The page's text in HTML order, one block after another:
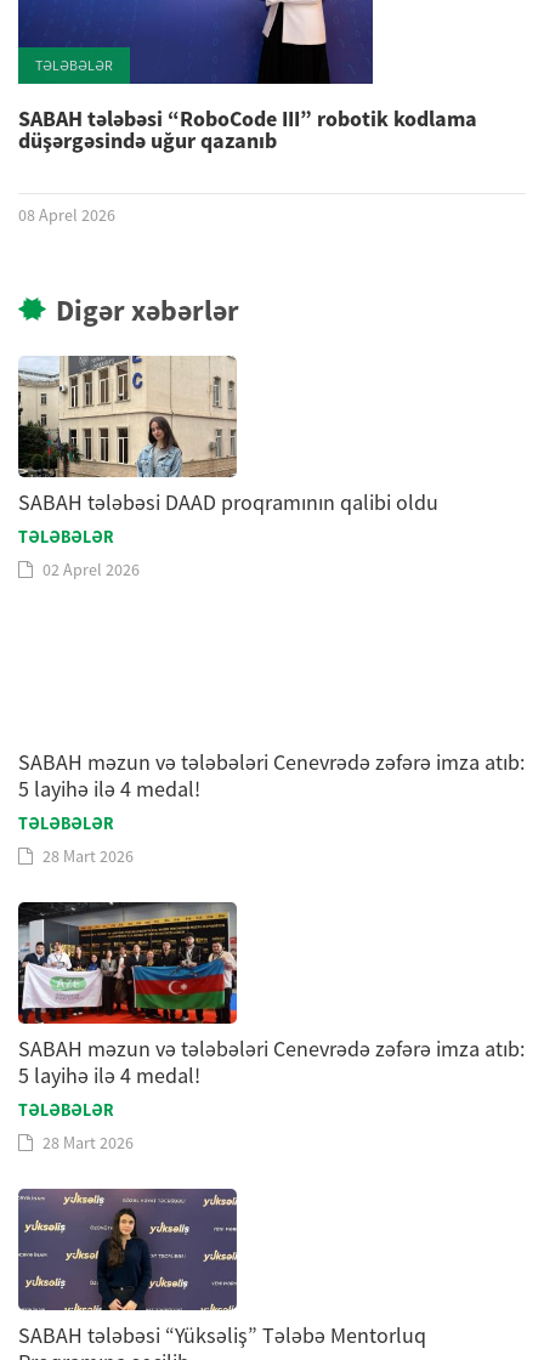
TƏLƏBƏLƏR
SABAH tələbəsi “RoboCode III” robotik kodlama
düşərgəsində uğur qazanıb
08 Aprel 2026
Digər xəbərlər
SABAH tələbəsi DAAD proqramının qalibi oldu
TƏLƏBƏLƏR
02 Aprel 2026
SABAH məzun və tələbələri Cenevrədə zəfərə imza atıb:
5 layihə ilə 4 medal!
TƏLƏBƏLƏR
28 Mart 2026
SABAH məzun və tələbələri Cenevrədə zəfərə imza atıb:
5 layihə ilə 4 medal!
TƏLƏBƏLƏR
28 Mart 2026
SABAH tələbəsi “Yüksəliş” Tələbə Mentorluq